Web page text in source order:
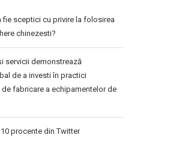
fie sceptici cu privire la folosirea
chinezesti?
servicii demonstrează
de a investi în practici
fabricare a echipamentelor de
10 procente din Twitter